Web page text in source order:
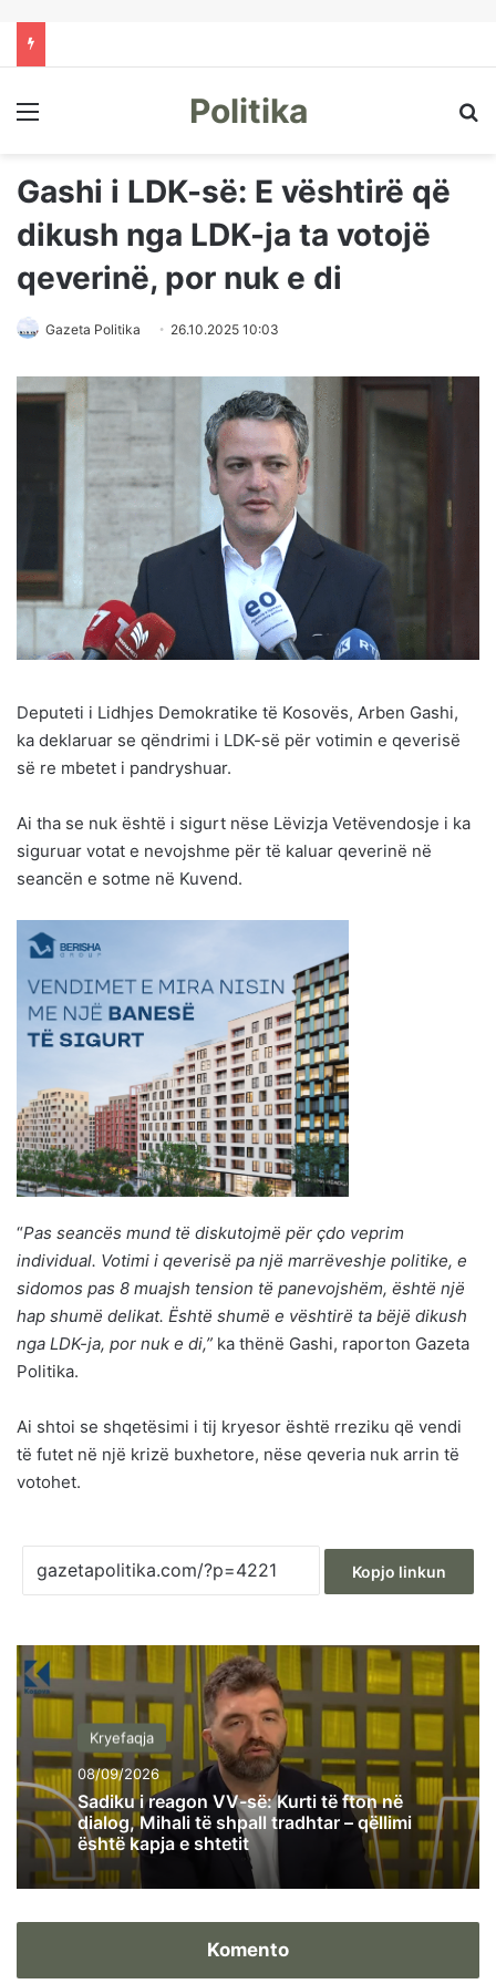
Menu Politika
Gashi i LDK-së: E vështirë që
dikush nga LDK-ja ta votojë
qeverinë, por nuk e di
Gazeta Politika 26.10.2025 10:03
Deputeti i Lidhjes Demokratike të Kosovës, Arben Gashi,
ka deklaruar se qëndrimi i LDK-së për votimin e qeverisë
së re mbetet i pandryshuar.
Ai tha se nuk është i sigurt nëse Lëvizja Vetëvendosje i ka
siguruar votat e nevojshme për të kaluar qeverinë në
seancën e sotme në Kuvend.
“Pas seancës mund të diskutojmë për çdo veprim
individual. Votimi i qeverisë pa një marrëveshje politike, e
sidomos pas 8 muajsh tension të panevojshëm, është një
hap shumë delikat. Është shumë e vështirë ta bëjë dikush
nga LDK-ja, por nuk e di,” ka thënë Gashi, raporton Gazeta
Politika.
Ai shtoi se shqetësimi i tij kryesor është rreziku që vendi
të futet në një krizë buxhetore, nëse qeveria nuk arrin të
votohet.
Kopjo linkun
Kryefaqja
08/09/2026
Sadiku i reagon VV-së: Kurti të fton në
dialog, Mihali të shpall tradhtar – qëllimi
është kapja e shtetit
Komento